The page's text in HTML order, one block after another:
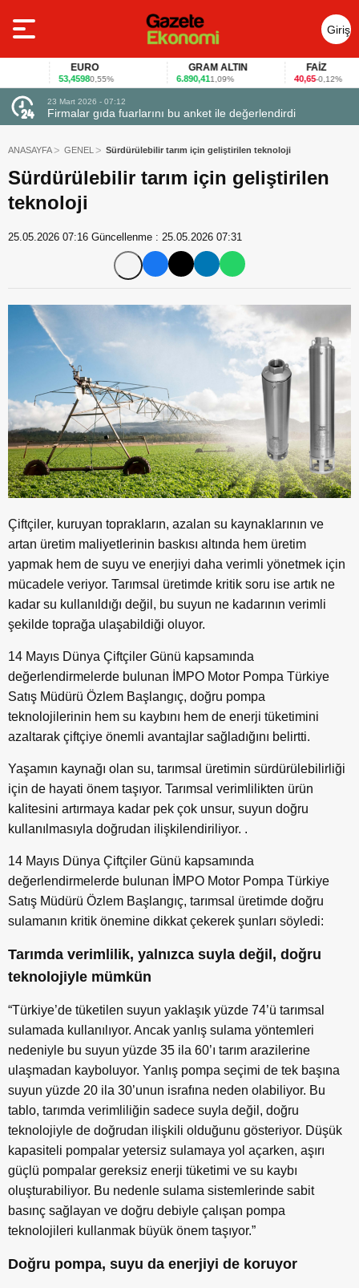
Giriş
Yap
EURO
53,45980,55%
GRAM ALTIN
6.890,411,09% 40,65-0,12%
23 Mart 2026 - 07:12
Firmalar gıda fuarlarını bu anket ile değerlendirdi
ANASAYFA GENEL Sürdürülebilir tarım için geliştirilen teknoloji
Sürdürülebilir tarım için geliştirilen
teknoloji
25.05.2026 07:16 Güncellenme : 25.05.2026 07:31
Çiftçiler, kuruyan toprakların, azalan su kaynaklarının ve
artan üretim maliyetlerinin baskısı altında hem üretim
yapmak hem de suyu ve enerjiyi daha verimli yönetmek için
mücadele veriyor. Tarımsal üretimde kritik soru ise artık ne
kadar su kullanıldığı değil, bu suyun ne kadarının verimli
şekilde toprağa ulaşabildiği oluyor.
14 Mayıs Dünya Çiftçiler Günü kapsamında
değerlendirmelerde bulunan İMPO Motor Pompa Türkiye
Satış Müdürü Özlem Başlangıç, doğru pompa
teknolojilerinin hem su kaybını hem de enerji tüketimini
azaltarak çiftçiye önemli avantajlar sağladığını belirtti.
Yaşamın kaynağı olan su, tarımsal üretimin sürdürülebilirliği
için de hayati önem taşıyor. Tarımsal verimlilikten ürün
kalitesini artırmaya kadar pek çok unsur, suyun doğru
kullanılmasıyla doğrudan ilişkilendiriliyor. .
14 Mayıs Dünya Çiftçiler Günü kapsamında
değerlendirmelerde bulunan İMPO Motor Pompa Türkiye
Satış Müdürü Özlem Başlangıç, tarımsal üretimde doğru
sulamanın kritik önemine dikkat çekerek şunları söyledi:
Tarımda verimlilik, yalnızca suyla değil, doğru
teknolojiyle mümkün
“Türkiye’de tüketilen suyun yaklaşık yüzde 74’ü tarımsal
sulamada kullanılıyor. Ancak yanlış sulama yöntemleri
nedeniyle bu suyun yüzde 35 ila 60’ı tarım arazilerine
ulaşmadan kayboluyor. Yanlış pompa seçimi de tek başına
suyun yüzde 20 ila 30’unun israfına neden olabiliyor. Bu
tablo, tarımda verimliliğin sadece suyla değil, doğru
teknolojiyle de doğrudan ilişkili olduğunu gösteriyor. Düşük
kapasiteli pompalar yetersiz sulamaya yol açarken, aşırı
güçlü pompalar gereksiz enerji tüketimi ve su kaybı
oluşturabiliyor. Bu nedenle sulama sistemlerinde sabit
basınç sağlayan ve doğru debiyle çalışan pompa
teknolojileri kullanmak büyük önem taşıyor.”
Doğru pompa, suyu da enerjiyi de koruyor